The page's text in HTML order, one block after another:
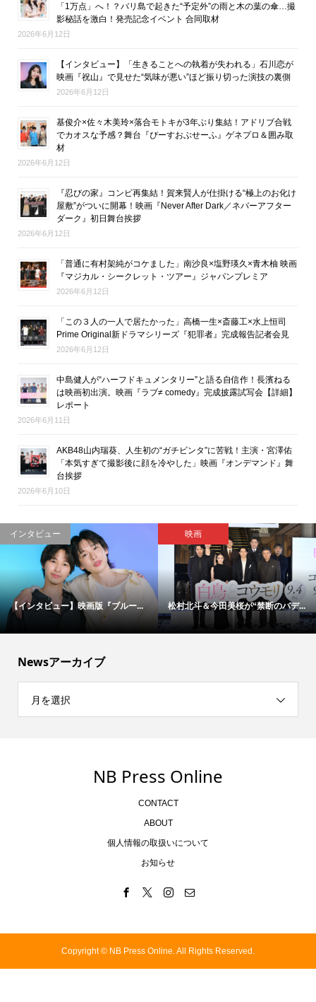
「1万点」へ！？バリ島で起きた“予定外”の雨と木の葉の傘…撮
影秘話を激白！発売記念イベント 合同取材
2026年6月12日
【インタビュー】「生きることへの執着が失われる」石川恋が
映画『祝山』で見せた“気味が悪い”ほど振り切った演技の裏側
2026年6月12日
基俊介×佐々木美玲×落合モトキが3年ぶり集結！アドリブ合戦
でカオスな予感？舞台『ぴーすおぶせーふ』ゲネプロ＆囲み取
材
2026年6月12日
『忍びの家』コンビ再集結！賀来賢人が仕掛ける“極上のお化け
屋敷”がついに開幕！映画『Never After Dark／ネバーアフター
ダーク』初日舞台挨拶
2026年6月12日
「普通に有村架純がコケました」南沙良×塩野瑛久×青木柚 映画
『マジカル・シークレット・ツアー』ジャパンプレミア
2026年6月12日
「この３人の一人で居たかった」高橋一生×斎藤工×水上恒司
Prime Original新ドラマシリーズ『犯罪者』完成報告記者会見
2026年6月12日
中島健人が“ハーフドキュメンタリー”と語る自信作！長濱ねる
は映画初出演。映画『ラブ≠ comedy』完成披露試写会【詳細】
レポート
2026年6月11日
AKB48山内瑞葵、人生初の“ガチビンタ”に苦戦！主演・宮澤佑
「本気すぎて撮影後に顔を冷やした」映画『オンデマンド』舞
台挨拶
2026年6月10日
エンタメ総合・ライフ
伝説の刑事たちが50年ぶりに集結...
映画
「今日もぼけ日和ですね」―大竹
し...
Newsアーカイブ
月を選択
NB Press Online
CONTACT
ABOUT
個人情報の取扱いについて
お知らせ
Copyright © NB Press Online. All Rights Reserved.